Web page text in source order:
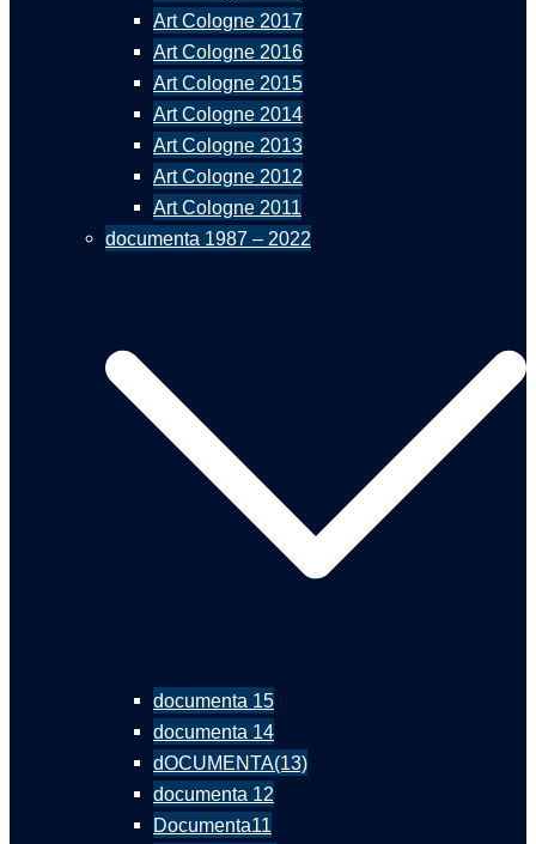
Art Cologne 2017
Art Cologne 2016
Art Cologne 2015
Art Cologne 2014
Art Cologne 2013
Art Cologne 2012
Art Cologne 2011
documenta 1987 – 2022
documenta 15
documenta 14
dOCUMENTA(13)
documenta 12
Documenta11